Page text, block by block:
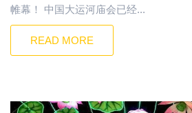
帷幕！ 中国大运河庙会已经...
READ MORE